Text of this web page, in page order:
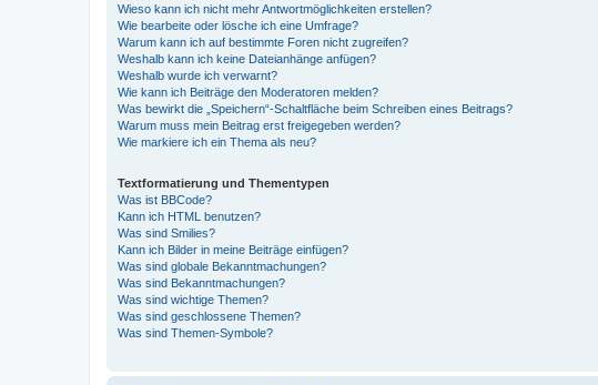
Wieso kann ich nicht mehr Antwortmöglichkeiten erstellen?
Wie bearbeite oder lösche ich eine Umfrage?
Warum kann ich auf bestimmte Foren nicht zugreifen?
Weshalb kann ich keine Dateianhänge anfügen?
Weshalb wurde ich verwarnt?
Wie kann ich Beiträge den Moderatoren melden?
Was bewirkt die „Speichern“-Schaltfläche beim Schreiben eines Beitrags?
Warum muss mein Beitrag erst freigegeben werden?
Wie markiere ich ein Thema als neu?
Textformatierung und Thementypen
Was ist BBCode?
Kann ich HTML benutzen?
Was sind Smilies?
Kann ich Bilder in meine Beiträge einfügen?
Was sind globale Bekanntmachungen?
Was sind Bekanntmachungen?
Was sind wichtige Themen?
Was sind geschlossene Themen?
Was sind Themen-Symbole?